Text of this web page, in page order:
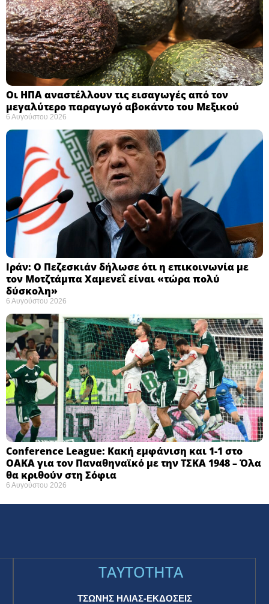
Οι ΗΠΑ αναστέλλουν τις εισαγωγές από τον
μεγαλύτερο παραγωγό αβοκάντο του Μεξικού ​
6 Αυγούστου 2026
Ιράν: Ο Πεζεσκιάν δήλωσε ότι η επικοινωνία με
τον Μοτζτάμπα Χαμενεΐ είναι «τώρα πολύ
δύσκολη» ​
6 Αυγούστου 2026
Conference League: Κακή εμφάνιση και 1-1 στο
ΟΑΚΑ για τον Παναθηναϊκό με την ΤΣΚΑ 1948 – Όλα
θα κριθούν στη Σόφια ​
6 Αυγούστου 2026
TAYTOTHTA
ΤΣΩΝΗΣ ΗΛΙΑΣ-ΕΚΔΟΣΕΙΣ